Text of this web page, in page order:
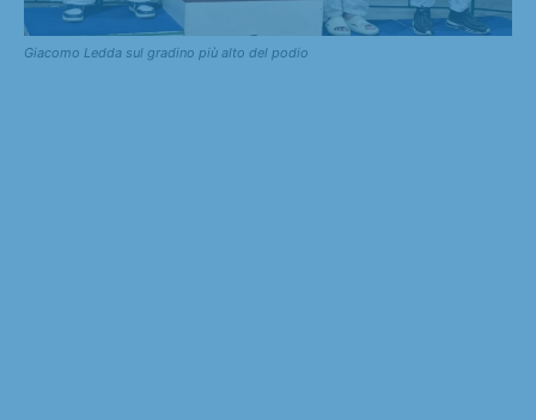
Giacomo Ledda sul gradino più alto del podio